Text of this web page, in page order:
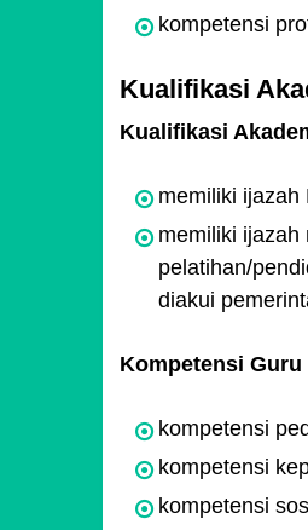
kompetensi
Kualifikasi
Kualifikasi
memiliki ijazah
memiliki ijazah
pelatihan/
diakui
Kompetensi Guru
kompetensi
kompetensi
kompetensi